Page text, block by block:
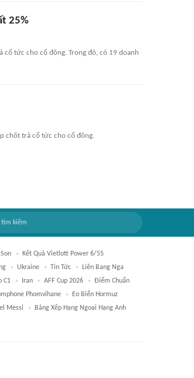
25%
cổ tức cho cổ đông. Trong đó, có 19 doanh
chốt trả cổ tức cho cổ đông.
Kết Quả Vietlott Power 6/55
Ukraine Tin Tức
Liên Bang Nga
C1 Iran AFF Cup 2026
Điểm Chuẩn
Phomvihane
Eo Biển Hormuz
Messi
Bảng Xếp Hạng Ngoại Hạng Anh